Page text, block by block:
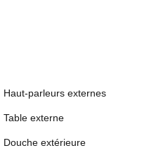
Haut-parleurs externes
Table externe
Douche extérieure